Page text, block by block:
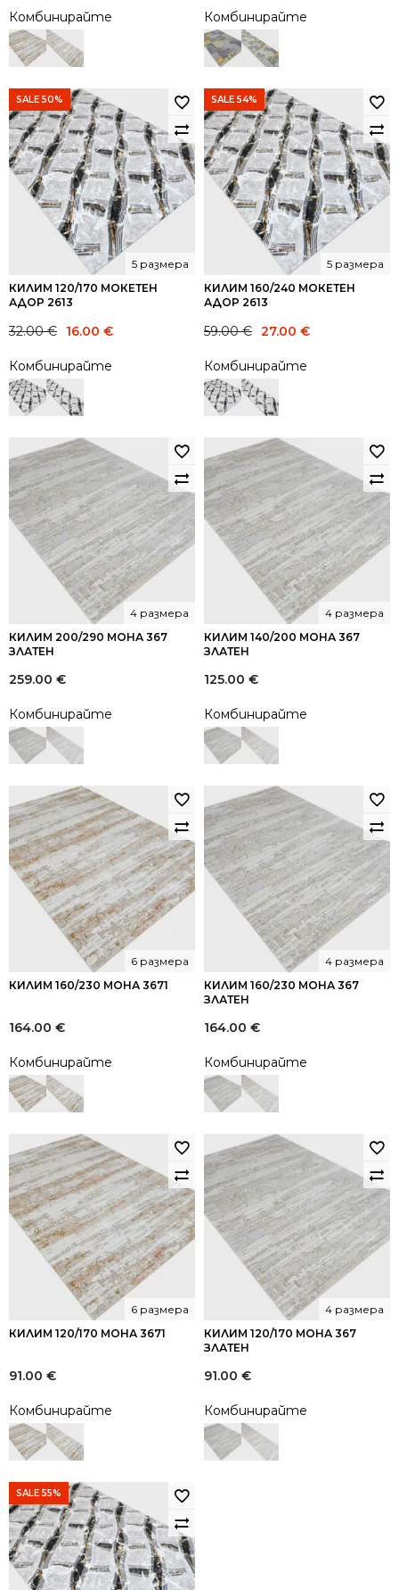
Комбинирайте Комбинирайте
SALE 50%
КИЛИМ 120/170 МОКЕТЕН
АДОР 2613
5 размера
32.00€
Original
was:
32.00 €.
16.00 €
Current
is:
16.00 €.
Комбинирайте
SALE 54%
КИЛИМ 160/240 МОКЕТЕН
АДОР 2613
5 размера
59.00€
Original
was:
59.00 €.
27.00 €
Current
is:
27.00 €.
Комбинирайте
КИЛИМ 200/290 МОНА 367
ЗЛАТЕН
4 размера
259.00 €
Комбинирайте
КИЛИМ 140/200 МОНА 367
ЗЛАТЕН
4 размера
125.00 €
Комбинирайте
КИЛИМ 160/230 МОНА 3671
6 размера
164.00 €
Комбинирайте
КИЛИМ 160/230 МОНА 367
ЗЛАТЕН
4 размера
164.00 €
Комбинирайте
КИЛИМ 120/170 МОНА 3671
6 размера
91.00 €
Комбинирайте
КИЛИМ 120/170 МОНА 367
ЗЛАТЕН
4 размера
91.00 €
Комбинирайте
SALE 55%